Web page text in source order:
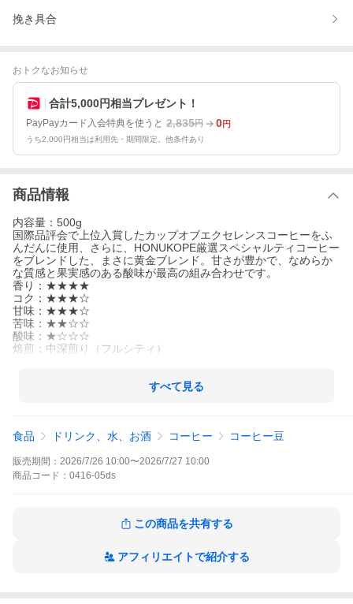
挽き具合
おトクなお知らせ
合計5,000円相当プレゼント！
PayPayカード入会特典を使うと 2,835円 0円
うち2,000円相当は利用先・期間限定。他条件あり
商品情報
内容量：500g
国際品評会で上位入賞したカップオブエクセレンスコーヒーをふ
んだんに使用、さらに、HONUKOPE厳選スペシャルティコーヒー
をブレンドした、まさに黄金ブレンド。甘さが豊かで、なめらか
な質感と果実感のある酸味が最高の組み合わせです。
香り：★★★★
コク：★★★☆
甘味：★★★☆
苦味：★★☆☆
酸味：★☆☆☆
焙煎：中深煎り（フルシティ）
※北海道・沖縄・一部離島は別途450円（税込）頂戴致します。
すべて見る
食品 ドリンク、水、お酒 コーヒー コーヒー豆
販売期間： 2026/7/26 10:00〜2026/7/27 10:00
商品 コード： 0416-05ds
この商品を共有する
アフィリエイトで紹介する